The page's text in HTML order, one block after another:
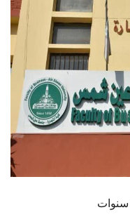
الطلاب
هيئة التدريس
الدراسات العليا
الخريجين
الموظفون